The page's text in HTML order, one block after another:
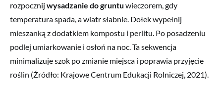
rozpocznij wysadzanie do gruntu wieczorem, gdy
temperatura spada, a wiatr słabnie. Dołek wypełnij
mieszanką z dodatkiem kompostu i perlitu. Po posadzeniu
podlej umiarkowanie i osłoń na noc. Ta sekwencja
minimalizuje szok po zmianie miejsca i poprawia przyjęcie
roślin (Źródło: Krajowe Centrum Edukacji Rolniczej, 2021).